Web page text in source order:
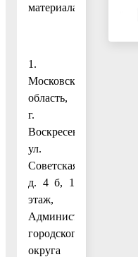
материалам:
1.
Московская
область,
г.
Воскресенск,
ул.
Советская,
д. 4 б, 1
этаж,
Администрация
городского
округа